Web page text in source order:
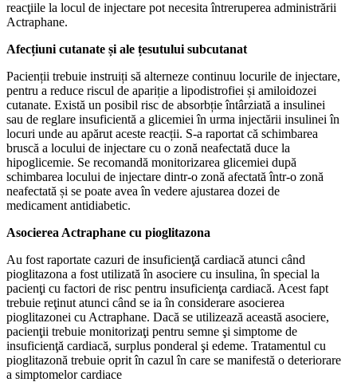
reacţiile la locul de injectare pot necesita întreruperea administrării
Actraphane.
Afecțiuni cutanate și ale țesutului subcutanat
Pacienții trebuie instruiți să alterneze continuu locurile de injectare,
pentru a reduce riscul de apariție a lipodistrofiei și amiloidozei
cutanate. Există un posibil risc de absorbție întârziată a insulinei
sau de reglare insuficientă a glicemiei în urma injectării insulinei în
locuri unde au apărut aceste reacții. S-a raportat că schimbarea
bruscă a locului de injectare cu o zonă neafectată duce la
hipoglicemie. Se recomandă monitorizarea glicemiei după
schimbarea locului de injectare dintr-o zonă afectată într-o zonă
neafectată și se poate avea în vedere ajustarea dozei de
medicament antidiabetic.
Asocierea Actraphane cu pioglitazona
Au fost raportate cazuri de insuficienţă cardiacă atunci când
pioglitazona a fost utilizată în asociere cu insulina, în special la
pacienţi cu factori de risc pentru insuficienţa cardiacă. Acest fapt
trebuie reţinut atunci când se ia în considerare asocierea
pioglitazonei cu Actraphane. Dacă se utilizează această asociere,
pacienţii trebuie monitorizaţi pentru semne şi simptome de
insuficienţă cardiacă, surplus ponderal şi edeme. Tratamentul cu
pioglitazonă trebuie oprit în cazul în care se manifestă o deteriorare
a simptomelor cardiace